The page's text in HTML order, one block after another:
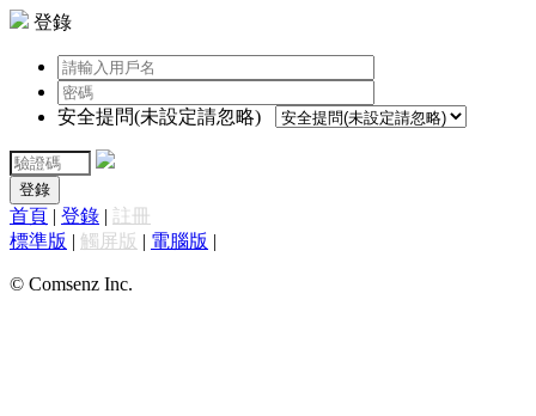
登錄
安全提問(未設定請忽略)
登錄
首頁 | 登錄 | 註冊
標準版 | 觸屏版 | 電腦版 |
© Comsenz Inc.